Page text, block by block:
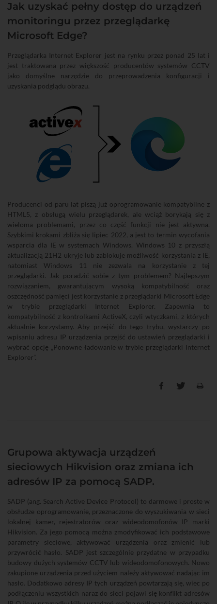
Jak uzyskać pełny dostęp do urządzeń
monitoringu przez przeglądarkę
Microsoft Edge?
Przeglądarka Internet Explorer jest na rynku przez ponad 25 lat i
jest traktowana przez większość producentów systemów CCTV
jako domyślne narzędzie do przeprowadzenia konfiguracji i
uzyskania podglądu obrazu.
Producenci od paru lat piszą już oprogramowanie kompatybilne z
HTML5, z obsługą wielu przeglądarek, ale wciąż borykają się z
wieloma problemami, przez co część funkcji nie jest aktywna.
Szybkimi krokami zbliża się lipiec 2022, a jest to termin wycofania
wsparcia dla IE w systemach Windows. Windows 10 z przyszłą
aktualizacją 21H2 ukryje lub zablokuje możliwość korzystania z IE,
natomiast Windows 11 nie zezwala na korzystanie z tej
przeglądarki. Jak poradzić sobie z tym problemem? Najlepszym
rozwiązaniem, gwarantującym wysoką kompatybilność oraz
oszczędność pamięci jest korzystanie z przeglądarki Microsoft Edge
w trybie przeglądarki Internet Explorer. Zapewnia to
kompatybilność z kontrolkami ActiveX, czyli wtyczkami, z których
aktualnie korzystamy. Aby przejść do tego trybu, wystarczy po
wpisaniu adresu IP urządzenia przejść do ustawień przeglądarki i
wybrać opcję „Ponowne ładowanie w trybie przeglądarki Internet
Explorer”.
Grupowa aktywacja urządzeń
sieciowych Hikvision oraz zmiana ich
adresów IP za pomocą SADP.
SADP (ang. Search Active Device Protocol) to darmowe i proste w
obsłudze oprogramowanie, przeznaczone do wyszukiwania w sieci
lokalnej kamer, rejestratorów oraz wideodomofonów IP marki
Hikvision. Za jego pomocą można zmodyfikować ich podstawowe
parametry sieciowe, aktywować urządzenia oraz zmienić lub
przywrócić hasło. SADP jest szczególnie przydatne w przypadku
budowy dużych systemów CCTV lub wideodomofonowych. Nowo
zakupione urządzenia przed użyciem należy aktywować nadając im
hasło. Dodatkowo adresy IP tych urządzeń powtarzają się, wiec po
podłączeniu wszystkich naraz do sieci pojawi się konflikt adresów